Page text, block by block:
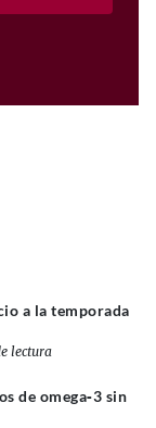
a la temporada
lectura
de omega‑3 sin